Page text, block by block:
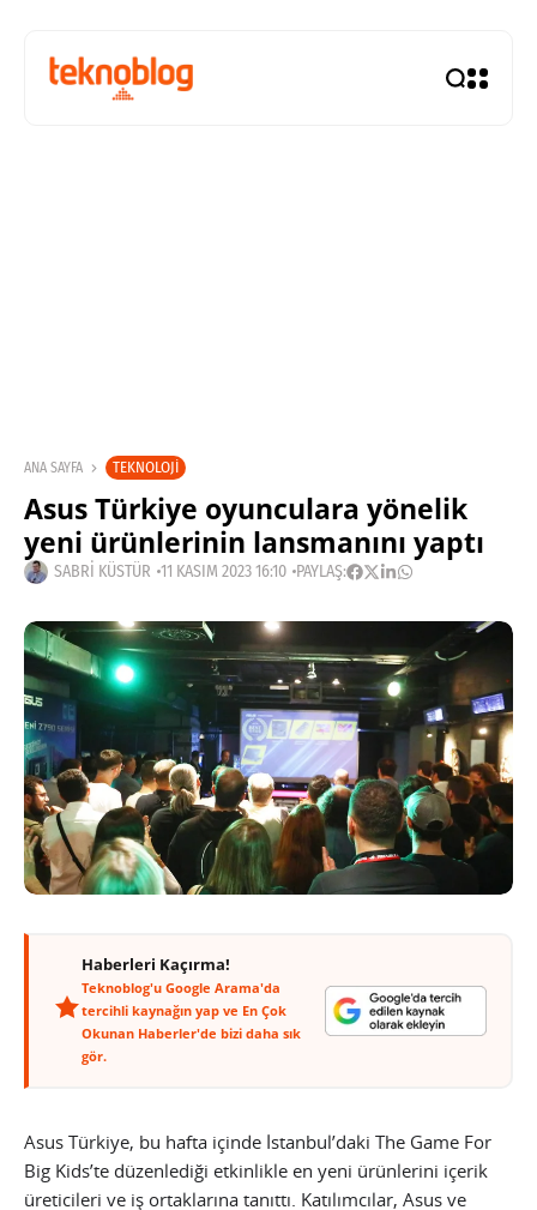
ANA SAYFA TEKNOLOJI
Asus Türkiye oyunculara yönelik
yeni ürünlerinin lansmanını yaptı
SABRI KÜSTÜR 11 KASIM 2023 16:10 PAYLAŞ:
Haberleri Kaçırma!
Teknoblog'u Google Arama'da
tercihli kaynağın yap ve En Çok
Okunan Haberler'de bizi daha sık
gör.
Asus Türkiye, bu hafta içinde İstanbul’daki The Game For
Big Kids’te düzenlediği etkinlikle en yeni ürünlerini içerik
üreticileri ve iş ortaklarına tanıttı. Katılımcılar, Asus ve